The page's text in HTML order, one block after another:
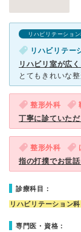
リハビリテーション
リハビリテー
リハビリ室が広
整形外科
丁寧に診ていただ
整形外科
指の打撲でお世
診療科目：
リハビリテーション科
専門医・資格：